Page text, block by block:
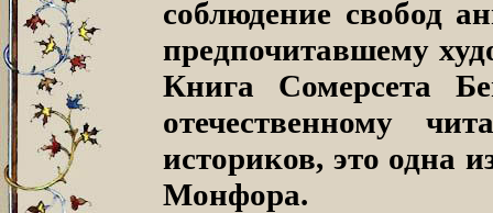
соблюдение свобод
предпочитавшему
Книга Сомерсета
отечественному
историков, это одна
Монфора.